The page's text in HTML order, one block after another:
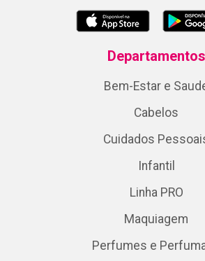
Departamentos
Bem-Estar e
Cabelos
Cuidados
Infantil
Linha PRO
Maquiagem
Perfumes e